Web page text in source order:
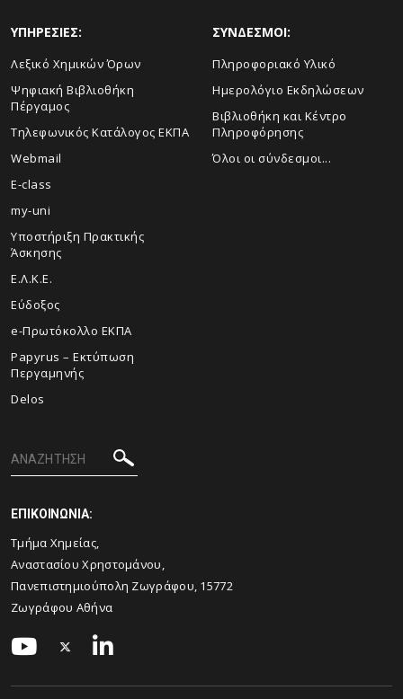
ΥΠΗΡΕΣΙΕΣ:
Λεξικό Χημικών Όρων
Ψηφιακή Βιβλιοθήκη
Πέργαμος
Τηλεφωνικός Κατάλογος ΕΚΠΑ
Webmail
E-class
my-uni
Υποστήριξη Πρακτικής
Άσκησης
Ε.Λ.Κ.Ε.
Εύδοξος
e-Πρωτόκολλο ΕΚΠΑ
Papyrus – Εκτύπωση
Περγαμηνής
Delos
ΣΥΝΔΕΣΜΟΙ:
Πληροφοριακό Υλικό
Ημερολόγιο Εκδηλώσεων
Βιβλιοθήκη και Κέντρο
Πληροφόρησης
Όλοι οι σύνδεσμοι...
ΕΠΙΚΟΙΝΩΝΙΑ:
Τμήμα Χημείας,
Αναστασίου Χρηστομάνου,
Πανεπιστημιούπολη Ζωγράφου, 15772
Ζωγράφου Αθήνα